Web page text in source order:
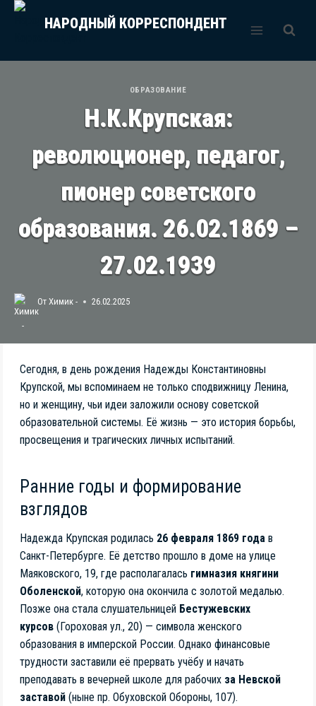
Перейти
НАРОДНЫЙ КОРРЕСПОНДЕНТ
ОБРАЗОВАНИЕ
Н.К.Крупская:
революционер, педагог,
пионер советского
образования. 26.02.1869 –
27.02.1939
От Химик - 26.02.2025
Сегодня, в день рождения Надежды Константиновны
Крупской, мы вспоминаем не только сподвижницу Ленина,
но и женщину, чьи идеи заложили основу советской
образовательной системы. Её жизнь — это история борьбы,
просвещения и трагических личных испытаний.
Ранние годы и формирование
взглядов
Надежда Крупская родилась 26 февраля 1869 года в
Санкт-Петербурге. Её детство прошло в доме на улице
Маяковского, 19, где располагалась гимназия княгини
Оболенской, которую она окончила с золотой медалью.
Позже она стала слушательницей Бестужевских
курсов (Гороховая ул., 20) — символа женского
образования в имперской России. Однако финансовые
трудности заставили её прервать учёбу и начать
преподавать в вечерней школе для рабочих за Невской
заставой (ныне пр. Обуховской Обороны, 107).